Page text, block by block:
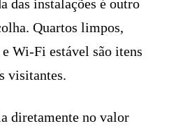
das instalações é outro
Quartos limpos,
Wi-Fi estável são itens
visitantes.
diretamente no valor